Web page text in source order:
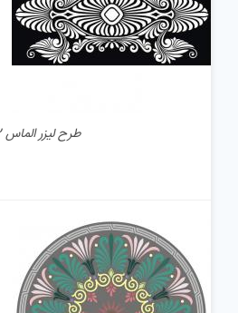
جزئیات
طرح لیزر الماس 12